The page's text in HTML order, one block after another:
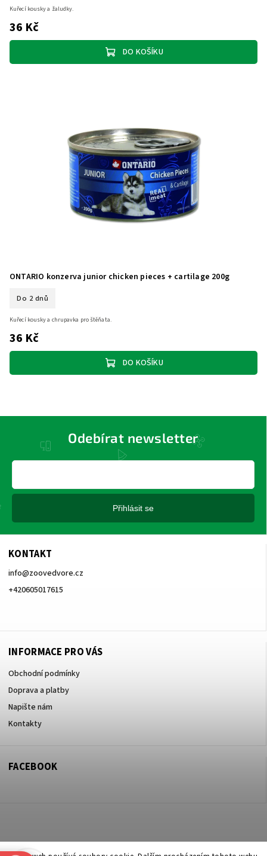
36 Kč
DO KOŠÍKU
Kuřecí kousky a žaludky.
ONTARIO konzerva junior chicken pieces + cartilage 200g
Do 2 dnů
36 Kč
DO KOŠÍKU
Kuřecí kousky a chrupavka pro štěňata.
KONTAKT
info@zoovedvore.cz
+420605017615
INFORMACE PRO VÁS
Obchodní podmínky
Doprava a platby
Napište nám
Kontakty
Odebírat newsletter
Přihlásit se
FACEBOOK
Copyright 2026 ZOO ve dvoře Praha 5. Všechna práva vyhrazena.